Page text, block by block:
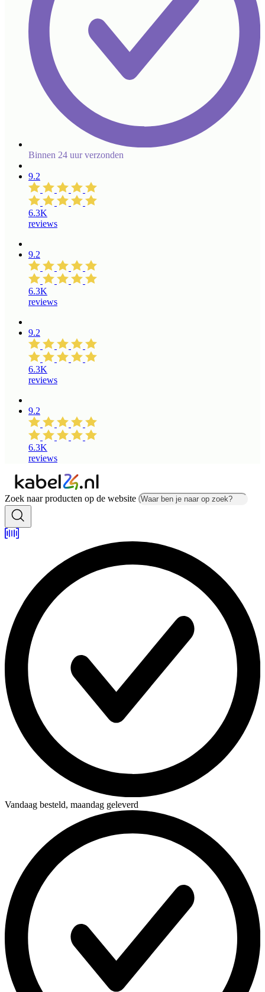
Binnen 24 uur verzonden
9.2
6.3K
reviews
9.2
6.3K
reviews
9.2
6.3K
reviews
9.2
6.3K
reviews
Zoek naar producten op de website
Vandaag besteld, maandag geleverd